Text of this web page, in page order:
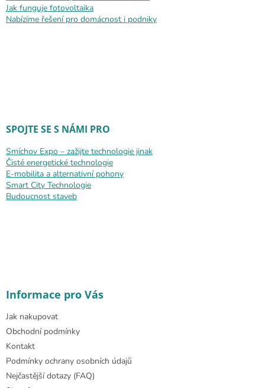
Jak funguje fotovoltaika
Nabízíme řešení pro domácnost i podniky
SPOJTE SE S NÁMI PRO
Smíchov Expo – zažijte technologie jinak
Čisté energetické technologie
E-mobilita a alternativní pohony
Smart City Technologie
Budoucnost staveb
Informace pro Vás
Jak nakupovat
Obchodní podmínky
Kontakt
Podmínky ochrany osobních údajů
Nejčastější dotazy (FAQ)